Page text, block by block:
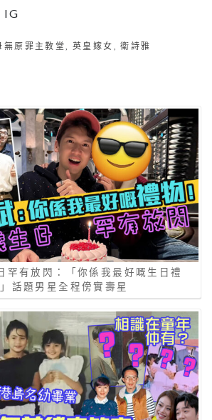
IG
無原罪主教堂 ,英皇嫁女 ,衛詩雅
罕有放閃：「你係我最好嘅生日禮
話題男星全程傍實壽星